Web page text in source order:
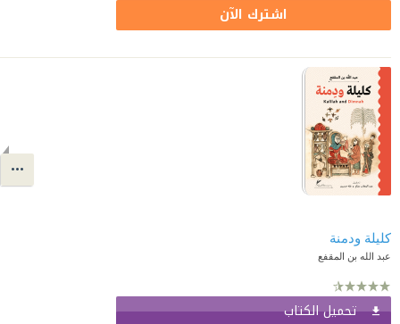
اشترك الآن
كليلة ودمنة
عبد الله بن المقفع
تحميل الكتاب